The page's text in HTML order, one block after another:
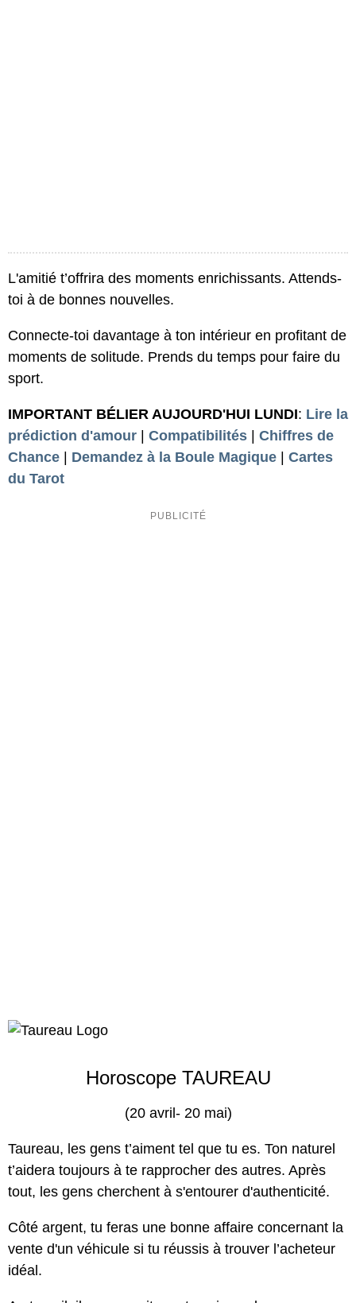
L'amitié t’offrira des moments enrichissants. Attends-
toi à de bonnes nouvelles.
Connecte-toi davantage à ton intérieur en profitant de
moments de solitude. Prends du temps pour faire du
sport.
IMPORTANT BÉLIER AUJOURD'HUI LUNDI: Lire la
prédiction d'amour
Compatibilités
Chiffres de
Chance
Demandez à la Boule Magique
Cartes
du Tarot
Horoscope TAUREAU
(20 avril- 20 mai)
Taureau, les gens t’aiment tel que tu es. Ton naturel
t’aidera toujours à te rapprocher des autres. Après
tout, les gens cherchent à s'entourer d'authenticité.
Côté argent, tu feras une bonne affaire concernant la
vente d'un véhicule si tu réussis à trouver l’acheteur
idéal.